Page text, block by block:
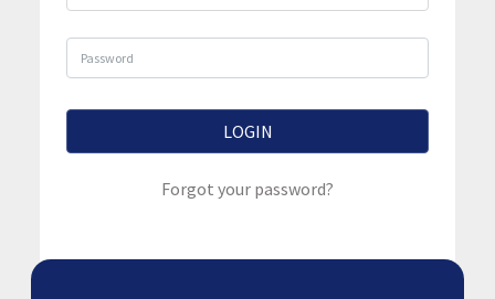
LOGIN
Forgot your password?